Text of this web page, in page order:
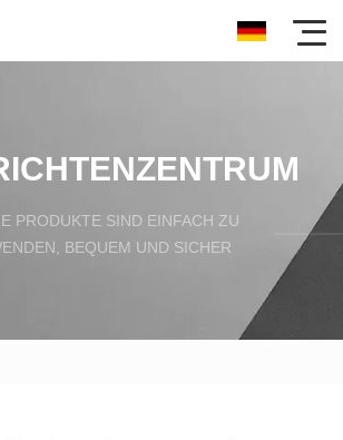
PRODUKTE SIND EINFACH ZU
BEQUEM UND SICHER